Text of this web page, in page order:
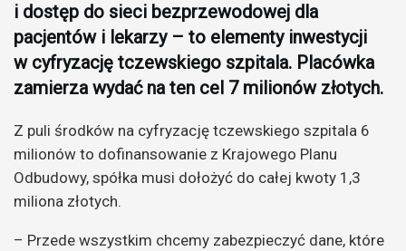
i dostęp do sieci bezprzewodowej dla
pacjentów i lekarzy – to elementy inwestycji
w cyfryzację tczewskiego szpitala. Placówka
zamierza wydać na ten cel 7 milionów złotych.
Z puli środków na cyfryzację tczewskiego szpitala 6
milionów to dofinansowanie z Krajowego Planu
Odbudowy, spółka musi dołożyć do całej kwoty 1,3
miliona złotych.
– Przede wszystkim chcemy zabezpieczyć dane, które